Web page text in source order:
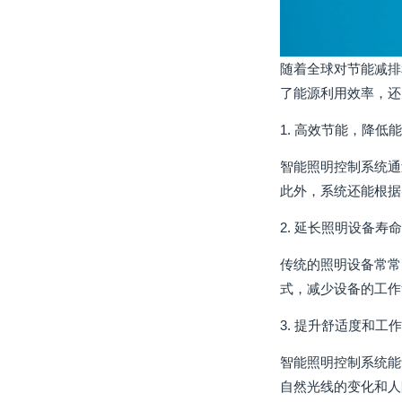
随着全球对节能减
了能源利用效率，
1. 高效节能，降低
智能照明控制系统
此外，系统还能根
2. 延长照明设备寿命
传统的照明设备常
式，减少设备的工
3. 提升舒适度和工
智能照明控制系统
自然光线的变化和